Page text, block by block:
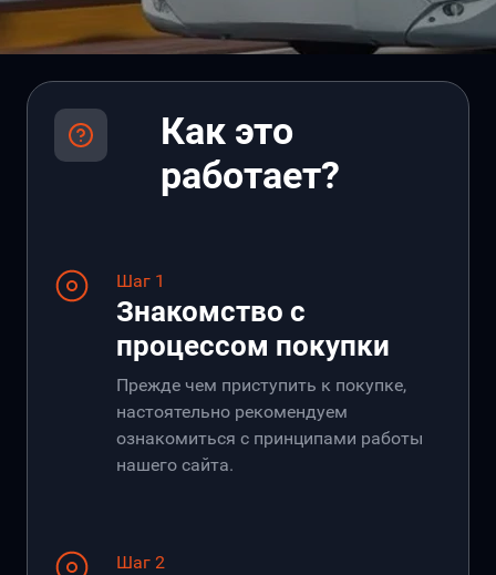
Как это
работает?
Шаг 1
Знакомство с
процессом покупки
Прежде чем приступить к покупке,
настоятельно рекомендуем
ознакомиться с принципами работы
нашего сайта.
Шаг 2